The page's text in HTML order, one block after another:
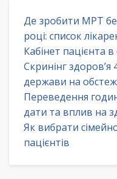
Де зробити МРТ
році: список
Кабінет пацієнта
Скринінг здоров’я
держави на
Переведення
дати та вплив на
Як вибрати
пацієнтів